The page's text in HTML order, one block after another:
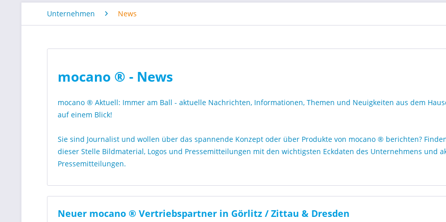
Unternehmen News
mocano ® - News
mocano ® Aktuell: Immer am Ball - aktuelle Nachrichten, Informationen, Themen und Neuigkeiten aus dem
auf einem Blick!
Sie sind Journalist und wollen über das spannende Konzept oder über Produkte von mocano ® berichten?
dieser Stelle Bildmaterial, Logos und Pressemitteilungen mit den wichtigsten Eckdaten des Unternehmens und
Pressemitteilungen.
Neuer mocano ® Vertriebspartner in Görlitz / Zittau & Dresden